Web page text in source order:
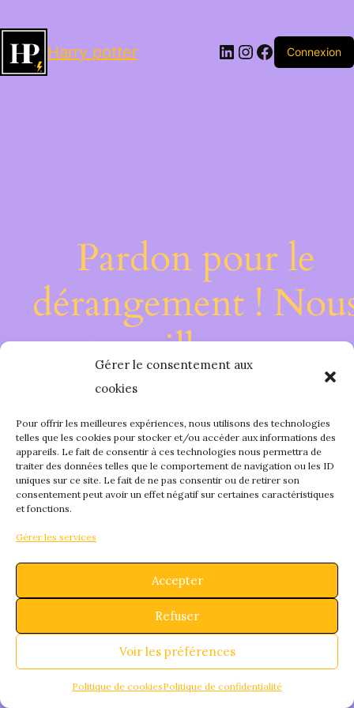
Gérer le consentement aux
cookies
Pour offrir les meilleures expériences, nous utilisons des technologies
telles que les cookies pour stocker et/ou accéder aux informations des
appareils. Le fait de consentir à ces technologies nous permettra de
traiter des données telles que le comportement de navigation ou les ID
uniques sur ce site. Le fait de ne pas consentir ou de retirer son
consentement peut avoir un effet négatif sur certaines caractéristiques
et fonctions.
Gérer les services
Accepter
Refuser
Voir les préférences
Politique de cookiesPolitique de confidentialité
Harry potter LinkedIn
Instagram
Facebook
Connexion
Pardon pour le
dérangement !
travaillons sur
quelque chose de
fantastique –
bientôt !